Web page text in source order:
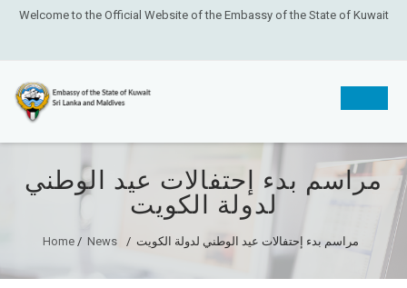
Welcome to the Official Website of the Embassy of the State of Kuwait
content
مراسم بدء إحتفالات عيد الوطني
لدولة الكويت
Home/ News / مراسم بدء إحتفالات عيد الوطني لدولة الكويت